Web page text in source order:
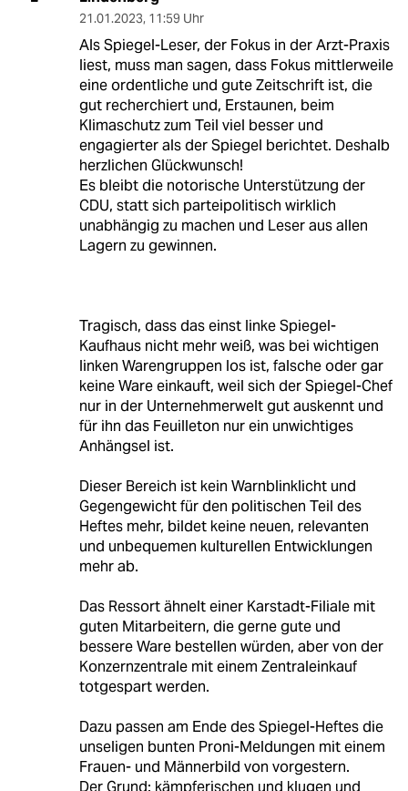
21.01.2023, 11:59 Uhr
Als Spiegel-Leser, der Fokus in der Arzt-Praxis
liest, muss man sagen, dass Fokus mittlerweile
eine ordentliche und gute Zeitschrift ist, die
gut recherchiert und, Erstaunen, beim
Klimaschutz zum Teil viel besser und
engagierter als der Spiegel berichtet. Deshalb
herzlichen Glückwunsch!
Es bleibt die notorische Unterstützung der
CDU, statt sich parteipolitisch wirklich
unabhängig zu machen und Leser aus allen
Lagern zu gewinnen.
Tragisch, dass das einst linke Spiegel-
Kaufhaus nicht mehr weiß, was bei wichtigen
linken Warengruppen los ist, falsche oder gar
keine Ware einkauft, weil sich der Spiegel-Chef
nur in der Unternehmerwelt gut auskennt und
für ihn das Feuilleton nur ein unwichtiges
Anhängsel ist.
Dieser Bereich ist kein Warnblinklicht und
Gegengewicht für den politischen Teil des
Heftes mehr, bildet keine neuen, relevanten
und unbequemen kulturellen Entwicklungen
mehr ab.
Das Ressort ähnelt einer Karstadt-Filiale mit
guten Mitarbeitern, die gerne gute und
bessere Ware bestellen würden, aber von der
Konzernzentrale mit einem Zentraleinkauf
totgespart werden.
Dazu passen am Ende des Spiegel-Heftes die
unseligen bunten Proni-Meldungen mit einem
Frauen- und Männerbild von vorgestern.
Der Grund: kämpferischen und klugen und